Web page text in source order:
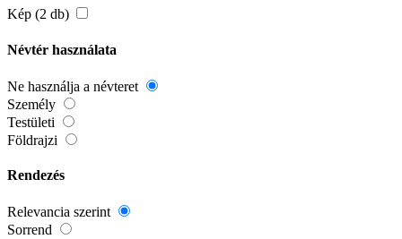
Kép (2 db)
Névtér használata
Ne használja a névteret
Személy
Testületi
Földrajzi
Rendezés
Relevancia szerint
Sorrend